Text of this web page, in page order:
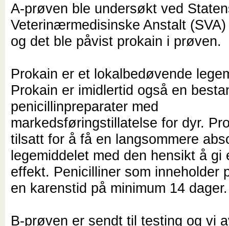
A-prøven ble undersøkt ved
Veterinærmedisinske Anstalt
og det ble påvist prokain i
Prokain er et lokalbedøvende
Prokain er imidlertid også en
penicillinpreparater med
markedsføringstillatelse for dyr.
tilsatt for å få en langsommere
legemiddelet med den hensikt å gi
effekt. Penicilliner som inneholder
en karenstid på minimum 14 dager.
B-prøven er sendt til testing og vi